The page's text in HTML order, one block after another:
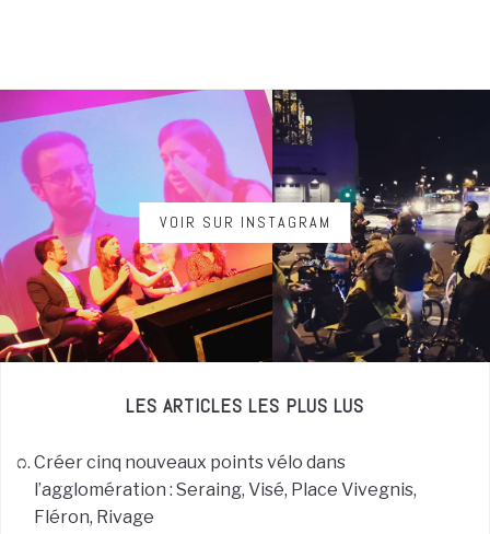
VOIR SUR INSTAGRAM
LES ARTICLES LES PLUS LUS
Créer cinq nouveaux points vélo dans
l’agglomération : Seraing, Visé, Place Vivegnis,
Fléron, Rivage